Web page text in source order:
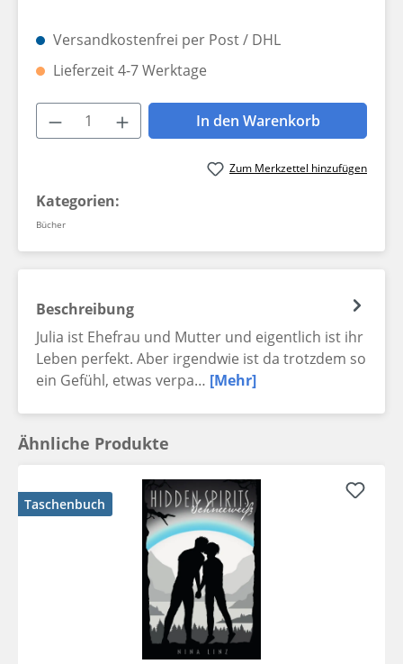
Versandkostenfrei per Post / DHL
Lieferzeit 4-7 Werktage
Produkt Anzahl: Gib den
In den Warenkorb
Zum Merkzettel hinzufügen
Kategorien:
Bücher
Beschreibung
Julia ist Ehefrau und Mutter und eigentlich ist ihr
Leben perfekt. Aber irgendwie ist da trotzdem so
ein Gefühl, etwas verpa… [Mehr]
Ähnliche Produkte
Taschenbuch